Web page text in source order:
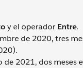
y el operador Entre.
de 2020, tres
2021, dos meses